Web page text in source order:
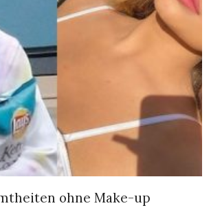
ohne Make-up